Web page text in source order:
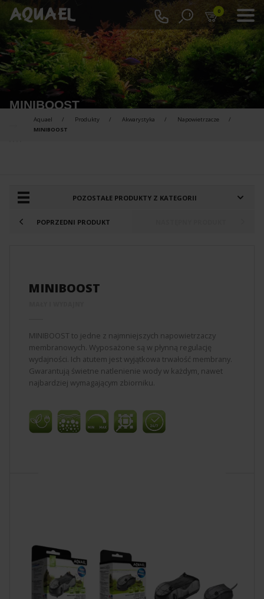
0
MINIBOOST
Aquael Produkty Akwarystyka
Napowietrzacze
MINIBOOST
PRODUKTY DO PORÓWNANIA :
POZOSTAŁE PRODUKTY Z KATEGORII
POPRZEDNI PRODUKT
MINIBOOST
MINIBOOST to jedne z najmniejszych napowietrzaczy
membranowych. Wyposażone są w płynną regulację
wydajności. Ich atutem jest wyjątkowa trwałość membrany.
Gwarantują świetne natlenienie wody w każdym, nawet
najbardziej wymagającym zbiorniku.